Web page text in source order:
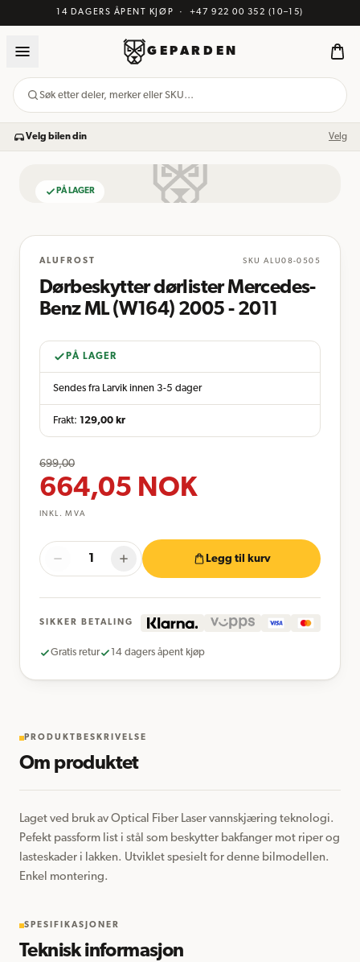
14 DAGERS ÅPENT KJØP · +47 922 00 352 (10–15)
GEPARDEN
Søk etter deler, merker eller SKU…
Velg bilen din Velg
PÅ LAGER
ALUFROST SKU ALU08-0505
Dørbeskytter dørlister Mercedes-
Benz ML (W164) 2005 - 2011
PÅ LAGER
Sendes fra Larvik innen 3-5 dager
Frakt: 129,00 kr
699,00
664,05 NOK
INKL. MVA
Legg til kurv
SIKKER BETALING
Gratis retur 14 dagers åpent kjøp
PRODUKTBESKRIVELSE
Om produktet
Laget ved bruk av Optical Fiber Laser vannskjæring teknologi.
Pefekt passform list i stål som beskytter bakfanger mot riper og
lasteskader i lakken. Utviklet spesielt for denne bilmodellen.
Enkel montering.
SPESIFIKASJONER
Teknisk informasjon